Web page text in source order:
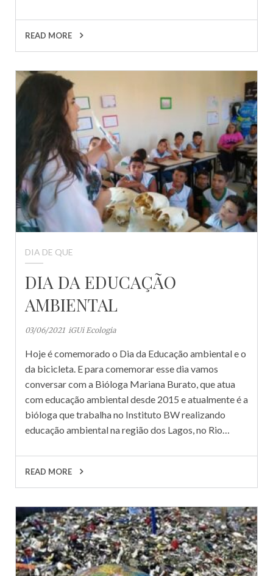
READ MORE
DIA DE QUE
DIA DA EDUCAÇÃO
AMBIENTAL
03/06/2021 iGUi Ecologia
Hoje é comemorado o Dia da Educação ambiental e o
da bicicleta. E para comemorar esse dia vamos
conversar com a Bióloga Mariana Burato, que atua
com educação ambiental desde 2015 e atualmente é a
bióloga que trabalha no Instituto BW realizando
educação ambiental na região dos Lagos, no Rio…
READ MORE